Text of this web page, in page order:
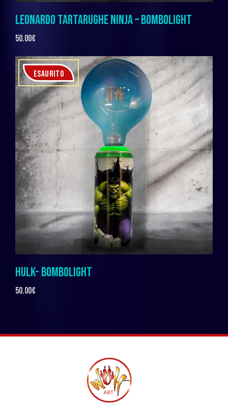
LEONARDO TARTARUGHE NINJA – BOMBOLIGHT
50.00€
ESAURITO
HULK- BOMBOLIGHT
50.00€